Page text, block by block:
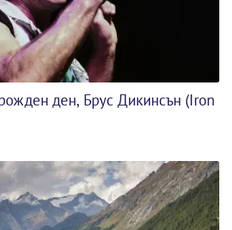
ден, Брус Дикинсън (Iron